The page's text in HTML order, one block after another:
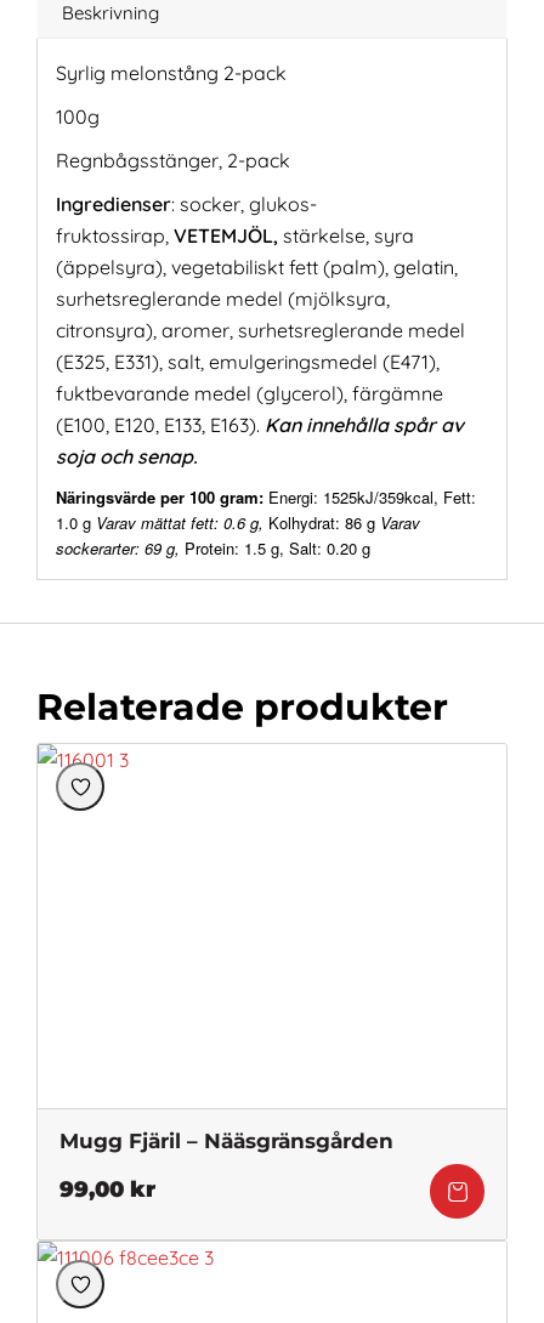
Beskrivning
Syrlig melonstång 2-pack
100g
Regnbågsstänger, 2-pack
Ingredienser: socker, glukos-
fruktossirap, VETEMJÖL, stärkelse, syra
(äppelsyra), vegetabiliskt fett (palm), gelatin,
surhetsreglerande medel (mjölksyra,
citronsyra), aromer, surhetsreglerande medel
(E325, E331), salt, emulgeringsmedel (E471),
fuktbevarande medel (glycerol), färgämne
(E100, E120, E133, E163). Kan innehålla spår av
soja och senap.
Näringsvärde per 100 gram: Energi: 1525kJ/359kcal, Fett:
1.0 g Varav mättat fett: 0.6 g, Kolhydrat: 86 g Varav
sockerarter: 69 g, Protein: 1.5 g, Salt: 0.20 g
Relaterade produkter
Mugg Fjäril – Nääsgränsgården
99,00 kr